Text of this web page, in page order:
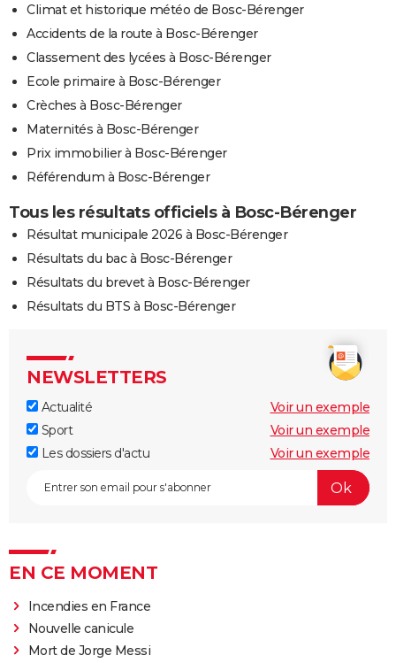
Climat et historique météo de Bosc-Bérenger
Accidents de la route à Bosc-Bérenger
Classement des lycées à Bosc-Bérenger
Ecole primaire à Bosc-Bérenger
Crèches à Bosc-Bérenger
Maternités à Bosc-Bérenger
Prix immobilier à Bosc-Bérenger
Référendum à Bosc-Bérenger
Tous les résultats officiels à Bosc-Bérenger
Résultat municipale 2026 à Bosc-Bérenger
Résultats du bac à Bosc-Bérenger
Résultats du brevet à Bosc-Bérenger
Résultats du BTS à Bosc-Bérenger
NEWSLETTERS
Actualité
Voir un exemple
Sport
Voir un exemple
Les dossiers d'actu
Voir un exemple
EN CE MOMENT
Incendies en France
Nouvelle canicule
Mort de Jorge Messi